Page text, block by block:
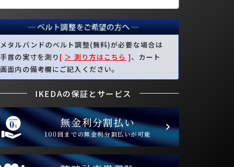
メタルバンドのベルト調整(無料)が必要な場合は
手首の実寸を測り [ ＞ 測り方はこちら ]、カート
画面内の備考欄にご記入ください。
IKEDAの保証とサービス
無金利分割払い
100回までの無金利分割払いが可能